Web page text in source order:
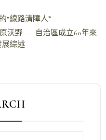
“線路清障人”
沃野——自治區成立60年來
展綜述